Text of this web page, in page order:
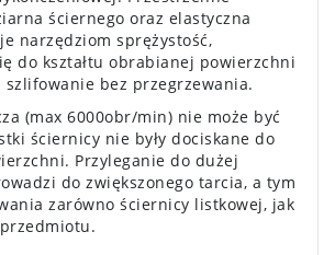
ściernego oraz elastyczna
narzędziom sprężystość,
do kształtu obrabianej powierzchni
bez przegrzewania.
(max 6000obr/min) nie może być
ściernicy nie były dociskane do
Przyleganie do dużej
do zwiększonego tarcia, a tym
zarówno ściernicy listkowej, jak